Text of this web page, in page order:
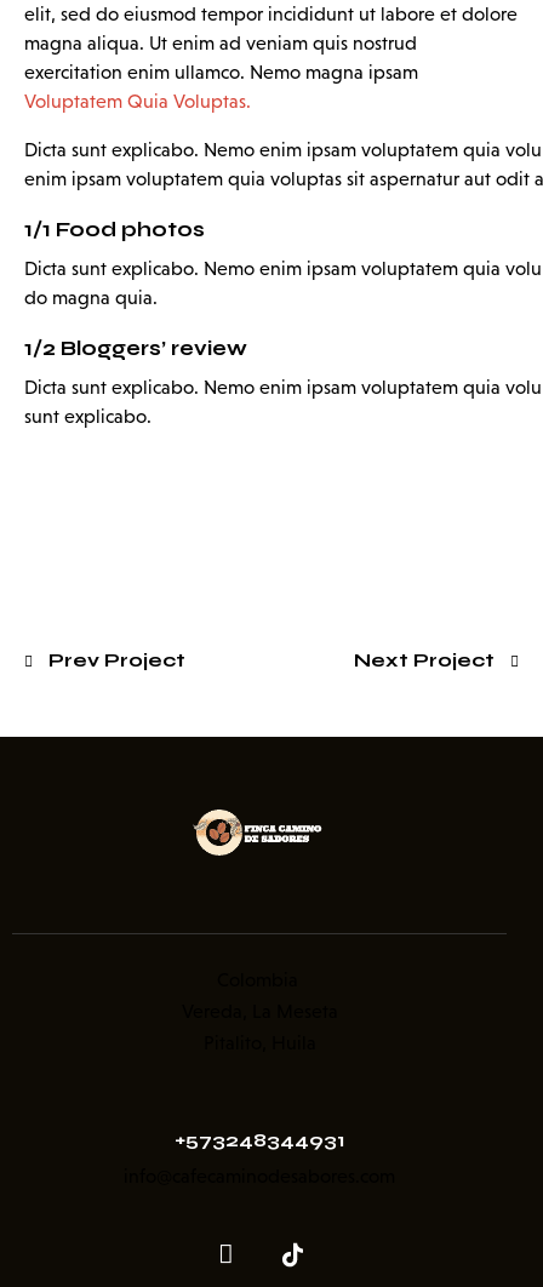
elit, sed do eiusmod tempor incididunt ut labore et dolore
magna aliqua. Ut enim ad veniam quis nostrud
exercitation enim ullamco. Nemo magna ipsam
Voluptatem Quia Voluptas.
Dicta sunt explicabo. Nemo enim ipsam voluptatem quia
enim ipsam voluptatem quia voluptas sit aspernatur aut odit
1/1 Food photos
Dicta sunt explicabo. Nemo enim ipsam voluptatem quia
do magna quia.
1/2 Bloggers’ review
Dicta sunt explicabo. Nemo enim ipsam voluptatem quia
sunt explicabo.
Prev Project Next Project
+573248344931